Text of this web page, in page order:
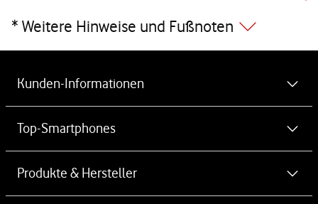
* Weitere Hinweise und Fußnoten
Kunden-Informationen
Newsletter
Vodafone Störung
Top-Smartphones
iPhone 17 Pro
Produkte & Hersteller